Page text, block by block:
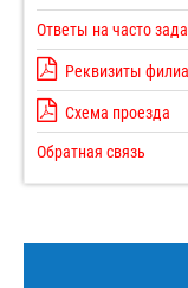
Ответы на часто
Реквизиты
Схема проезда
Обратная связь